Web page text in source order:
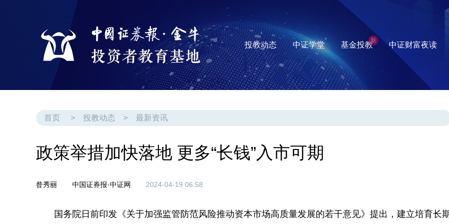
投教动态 中证学堂 基金投教新 中证财富夜读
首页 > 投教动态 > 最新资讯
政策举措加快落地 更多“长钱”入市可期
昝秀丽 中国证券报·中证网 2024-04-19 06:58
国务院日前印发《关于加强监管防范风险推动资本市场高质量发展的若干意见》提出，建立培育长